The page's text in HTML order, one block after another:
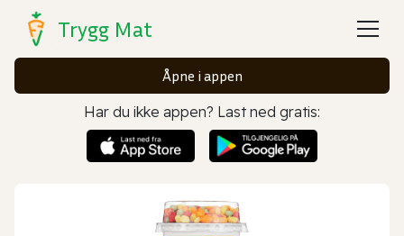
Trygg Mat
Åpne i appen
Har du ikke appen? Last ned gratis: